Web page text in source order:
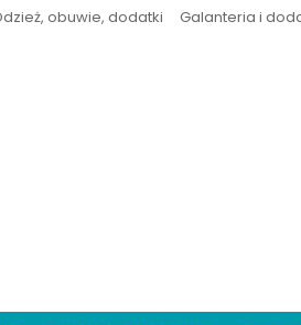
obuwie, dodatki Galanteria i